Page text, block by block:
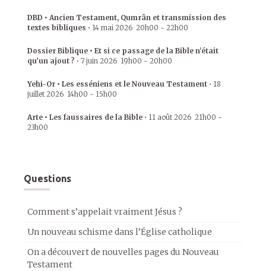
DBD • Ancien Testament, Qumrân et transmission des
textes bibliques • 14 mai 2026 20h00 - 22h00
Dossier Biblique • Et si ce passage de la Bible n’était
qu’un ajout ? • 7 juin 2026 19h00 - 20h00
Yehi-Or • Les esséniens et le Nouveau Testament • 18
juillet 2026 14h00 - 15h00
Arte • Les faussaires de la Bible • 11 août 2026 21h00 -
23h00
Questions
Comment s’appelait vraiment Jésus ?
Un nouveau schisme dans l’Église catholique
On a découvert de nouvelles pages du Nouveau
Testament